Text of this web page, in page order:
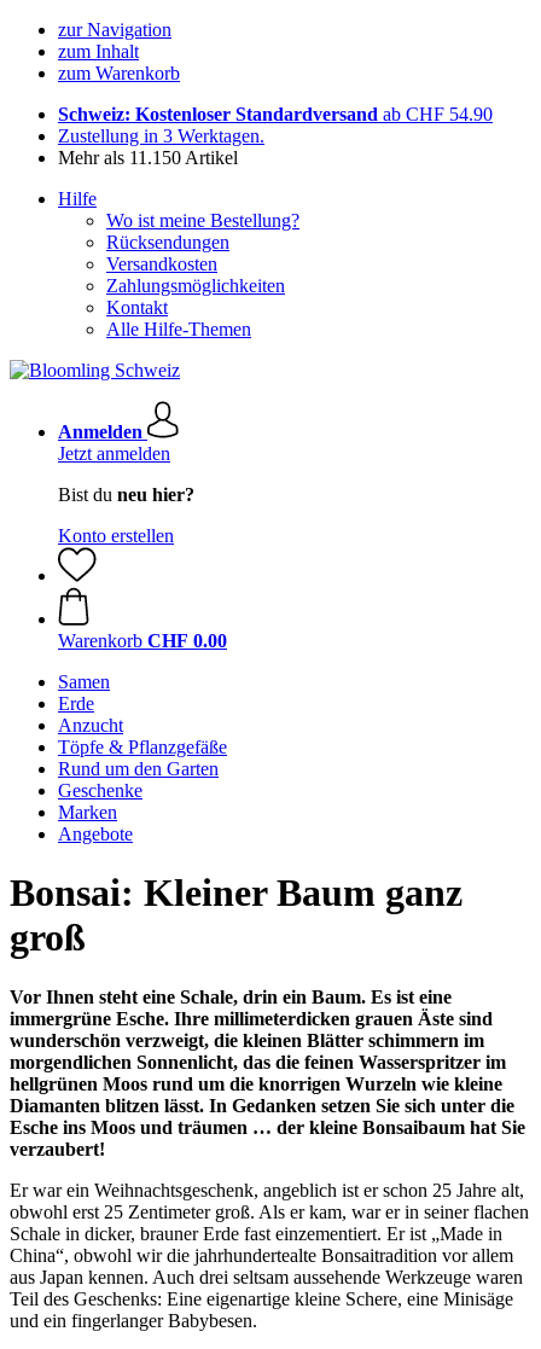
zur Navigation
zum Inhalt
zum Warenkorb
Schweiz: Kostenloser Standardversand ab CHF 54.90
Zustellung in 3 Werktagen.
Mehr als 11.150 Artikel
Hilfe
Wo ist meine Bestellung?
Rücksendungen
Versandkosten
Zahlungsmöglichkeiten
Kontakt
Alle Hilfe-Themen
Anmelden
Jetzt anmelden
Bist du neu hier?
Konto erstellen
Warenkorb CHF 0.00
Samen
Erde
Anzucht
Töpfe & Pflanzgefäße
Rund um den Garten
Geschenke
Marken
Angebote
Bonsai: Kleiner Baum ganz
groß
Vor Ihnen steht eine Schale, drin ein Baum. Es ist eine
immergrüne Esche. Ihre millimeterdicken grauen Äste sind
wunderschön verzweigt, die kleinen Blätter schimmern im
morgendlichen Sonnenlicht, das die feinen Wasserspritzer im
hellgrünen Moos rund um die knorrigen Wurzeln wie kleine
Diamanten blitzen lässt. In Gedanken setzen Sie sich unter die
Esche ins Moos und träumen … der kleine Bonsaibaum hat Sie
verzaubert!
Er war ein Weihnachtsgeschenk, angeblich ist er schon 25 Jahre alt,
obwohl erst 25 Zentimeter groß. Als er kam, war er in seiner flachen
Schale in dicker, brauner Erde fast einzementiert. Er ist „Made in
China“, obwohl wir die jahrhundertealte Bonsaitradition vor allem
aus Japan kennen. Auch drei seltsam aussehende Werkzeuge waren
Teil des Geschenks: Eine eigenartige kleine Schere, eine Minisäge
und ein fingerlanger Babybesen.